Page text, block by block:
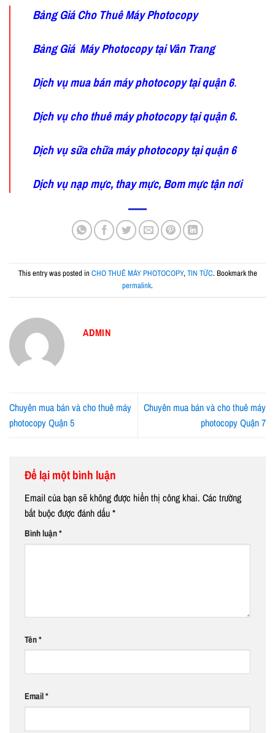
Bảng Giá Cho Thuê Máy Photocopy
Bảng Giá Máy Photocopy tại Vân Trang
Dịch vụ mua bán máy photocopy tại quận 6.
Dịch vụ cho thuê máy photocopy tại quận 6.
Dịch vụ sữa chữa máy photocopy tại quận 6
Dịch vụ nạp mực, thay mực, Bom mực tận nơi
This entry was posted in CHO THUÊ MÁY PHOTOCOPY, TIN TỨC. Bookmark the
permalink.
ADMIN
Chuyên mua bán và cho thuê máy
photocopy Quận 5
Chuyên mua bán và cho thuê máy
photocopy Quận 7
Để lại một bình luận
Email của bạn sẽ không được hiển thị công khai. Các trường
bắt buộc được đánh dấu*
Bình luận*
Tên*
Email*